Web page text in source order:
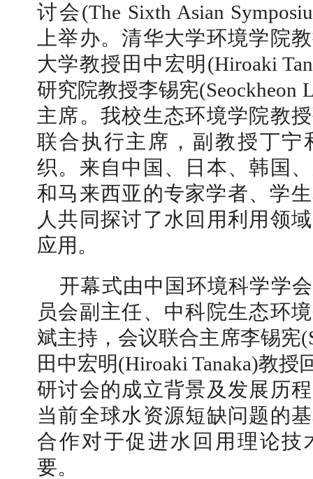
讨会(The Sixth Asian
上举办。清华大学环境学院
大学教授田中宏明(Hiroaki
研究院教授李锡宪(Seockheon
主席。我校生态环境学院教
联合执行主席，副教授丁宁
织。来自中国、日本、韩国
和马来西亚的专家学者、学
人共同探讨了水回用利用领
应用。
开幕式由中国环境科学学
员会副主任、中科院生态环
斌主持，会议联合主席李锡宪
田中宏明(Hiroaki Tanaka)教
研讨会的成立背景及发展历
当前全球水资源短缺问题的
合作对于促进水回用理论技
要。
【审核评估】新一轮本科教育教学审核评估工作
北工商光影——2026年北工商的夏